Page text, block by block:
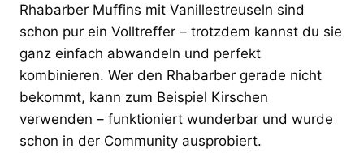
Rhabarber Muffins mit Vanillestreuseln sind
schon pur ein Volltreffer – trotzdem kannst du sie
ganz einfach abwandeln und perfekt
kombinieren. Wer den Rhabarber gerade nicht
bekommt, kann zum Beispiel Kirschen
verwenden – funktioniert wunderbar und wurde
schon in der Community ausprobiert.